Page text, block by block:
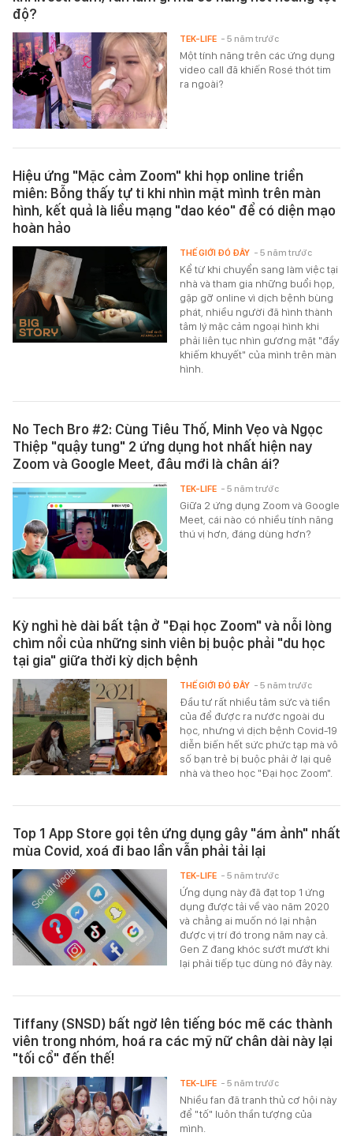
độ?
Một tính năng trên các ứng dụng
video call đã khiến Rosé thót tim
ra ngoài?
TEK-LIFE - 5 năm trước
Hiệu ứng "Mặc cảm Zoom" khi họp online triền
miên: Bỗng thấy tự ti khi nhìn mặt mình trên màn
hình, kết quả là liều mạng "dao kéo" để có diện mạo
hoàn hảo
Kể từ khi chuyển sang làm việc tại
nhà và tham gia những buổi họp,
gặp gỡ online vì dịch bệnh bùng
phát, nhiều người đã hình thành
tâm lý mặc cảm ngoại hình khi
phải liên tục nhìn gương mặt "đầy
khiếm khuyết" của mình trên màn
hình.
THẾ GIỚI ĐÓ ĐÂY - 5 năm trước
No Tech Bro #2: Cùng Tiêu Thố, Minh Vẹo và Ngọc
Thiệp "quậy tung" 2 ứng dụng hot nhất hiện nay
Zoom và Google Meet, đâu mới là chân ái?
Giữa 2 ứng dụng Zoom và Google
Meet, cái nào có nhiều tính năng
thú vị hơn, đáng dùng hơn?
TEK-LIFE - 5 năm trước
Kỳ nghỉ hè dài bất tận ở "Đại học Zoom" và nỗi lòng
chìm nổi của những sinh viên bị buộc phải "du học
tại gia" giữa thời kỳ dịch bệnh
Đầu tư rất nhiều tâm sức và tiền
của để được ra nước ngoài du
học, nhưng vì dịch bệnh Covid-19
diễn biến hết sức phức tạp mà vô
số bạn trẻ bị buộc phải ở lại quê
nhà và theo học "Đại học Zoom".
THẾ GIỚI ĐÓ ĐÂY - 5 năm trước
Top 1 App Store gọi tên ứng dụng gây "ám ảnh" nhất
mùa Covid, xoá đi bao lần vẫn phải tải lại
Ứng dụng này đã đạt top 1 ứng
dụng được tải về vào năm 2020
và chẳng ai muốn nó lại nhận
được vị trí đó trong năm nay cả.
Gen Z đang khóc sướt mướt khi
lại phải tiếp tục dùng nó đây này.
TEK-LIFE - 5 năm trước
Tiffany (SNSD) bất ngờ lên tiếng bóc mẽ các thành
viên trong nhóm, hoá ra các mỹ nữ chân dài này lại
"tối cổ" đến thế!
Nhiều fan đã tranh thủ cơ hội này
để "tố" luôn thần tượng của
mình.
TEK-LIFE - 5 năm trước